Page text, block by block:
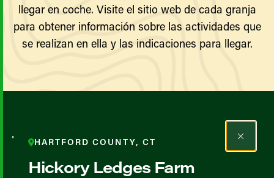
llegar en coche. Visite el sitio web de cada granja
para obtener información sobre las actividades que
se realizan en ella y las indicaciones para llegar.
Todos los agricultores y
productores
HARTFORD COUNTY, CT
Hickory Ledges Farm